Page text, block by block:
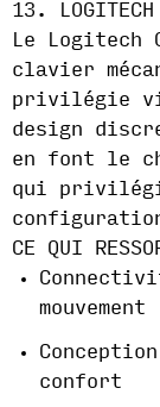
13. LOGITECH
Le Logitech
clavier
privilégie
design
en font le
qui
CE QUI
mouvement
confort